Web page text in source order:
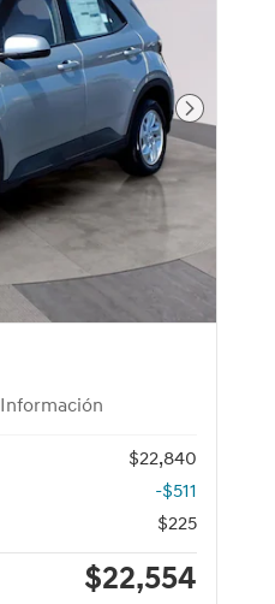
Foto
Información
$22,840
-$511
$225
$22,554